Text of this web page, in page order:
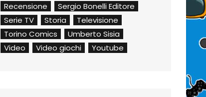
Recensione
Sergio Bonelli Editore
Serie TV
Storia
Televisione
Torino Comics
Umberto Sisia
Video
Video giochi Youtube